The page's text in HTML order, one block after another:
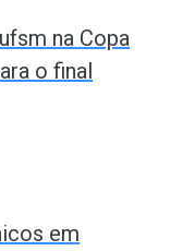
na Copa
o final
em